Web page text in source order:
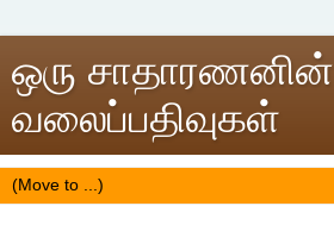
ஒரு சாதாரணனின்
வலைப்பதிவுகள்